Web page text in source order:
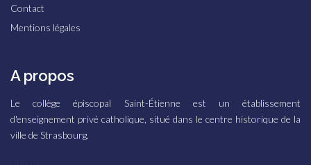
Contact
Mentions légales
A propos
Le collège épiscopal Saint-Étienne est un établissement
d'enseignement privé catholique, situé dans le centre historique de la
ville de Strasbourg.